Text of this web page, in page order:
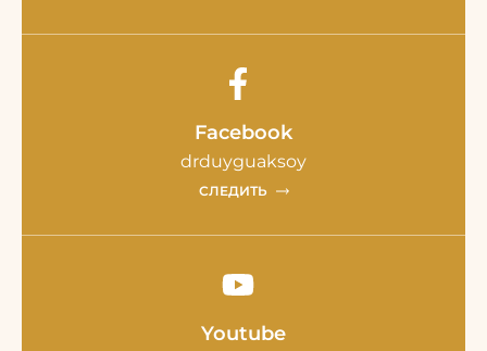
Facebook
drduyguaksoy
СЛЕДИТЬ
Youtube